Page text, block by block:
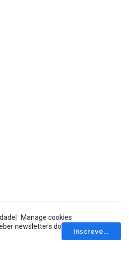
Manage cookies
newsletters do
Inscrever-se